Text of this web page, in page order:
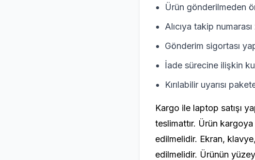
Ürün gönderilmeden
Alıcıya takip
Gönderim sigortası
İade sürecine ilişkin
Kırılabilir uyarısı
Kargo ile laptop satışı
teslimattır. Ürün
edilmelidir. Ekran,
edilmelidir. Ürünün